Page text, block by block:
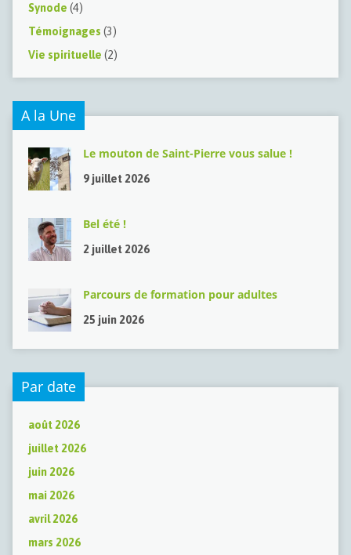
Synode (4)
Témoignages (3)
Vie spirituelle (2)
A la Une
Le mouton de Saint-Pierre vous salue !
9 juillet 2026
Bel été !
2 juillet 2026
Parcours de formation pour adultes
25 juin 2026
Par date
août 2026
juillet 2026
juin 2026
mai 2026
avril 2026
mars 2026